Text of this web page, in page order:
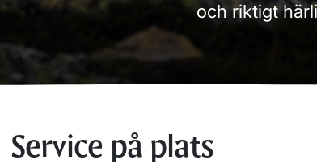
och riktigt
Service på plats